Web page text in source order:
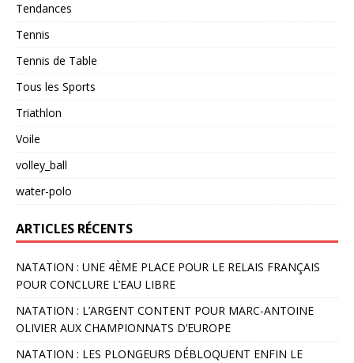
Tendances
Tennis
Tennis de Table
Tous les Sports
Triathlon
Voile
volley_ball
water-polo
ARTICLES RÉCENTS
NATATION : UNE 4ÈME PLACE POUR LE RELAIS FRANÇAIS
POUR CONCLURE L’EAU LIBRE
NATATION : L’ARGENT CONTENT POUR MARC-ANTOINE
OLIVIER AUX CHAMPIONNATS D’EUROPE
NATATION : LES PLONGEURS DÉBLOQUENT ENFIN LE